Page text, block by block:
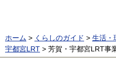
ホーム > くらしのガイド > 生活・
宇都宮LRT > 芳賀・宇都宮LRT事